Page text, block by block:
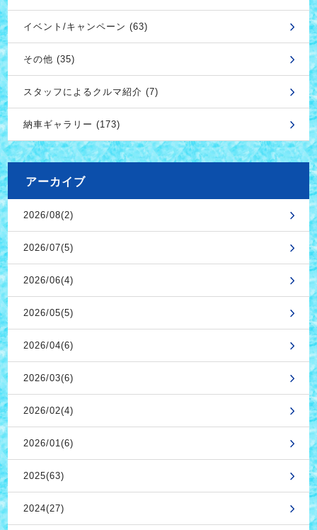
イベント/キャンペーン (63)
その他 (35)
スタッフによるクルマ紹介 (7)
納車ギャラリー (173)
アーカイブ
2026/08(2)
2026/07(5)
2026/06(4)
2026/05(5)
2026/04(6)
2026/03(6)
2026/02(4)
2026/01(6)
2025(63)
2024(27)